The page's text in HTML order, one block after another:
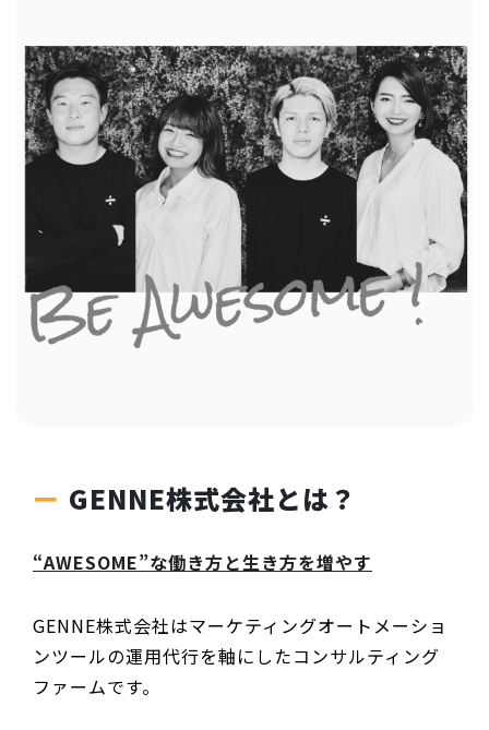
GENNE株式会社とは？
“AWESOME”な働き方と生き方を増やす
GENNE株式会社はマーケティングオートメーショ
ンツールの運用代行を軸にしたコンサルティング
ファームです。